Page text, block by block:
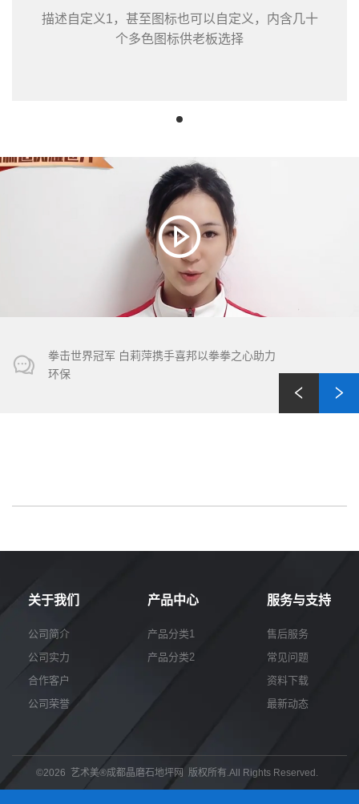
描述自定义1，甚至图标也可以自定义，内含几十
个多色图标供老板选择
拳击世界冠军 白莉萍携手喜邦以拳拳之心助力
环保
关于我们
公司简介
公司实力
合作客户
公司荣誉
产品中心
产品分类1
产品分类2
服务与支持
售后服务
常见问题
资料下载
最新动态
©2026 艺术美®成都晶磨石地坪网 版权所有.All Rights Reserved.